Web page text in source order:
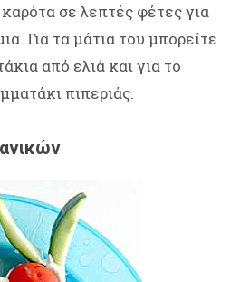
σε λεπτές φέτες για
Για τα μάτια του μπορείτε
από ελιά και για το
πιπεριάς.